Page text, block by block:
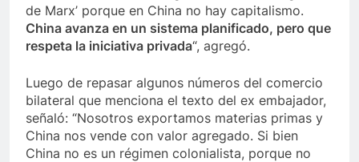
de Marx’ porque en China no hay capitalismo.
China avanza en un sistema planificado, pero que
respeta la iniciativa privada“, agregó.
Luego de repasar algunos números del comercio
bilateral que menciona el texto del ex embajador,
señaló: “Nosotros exportamos materias primas y
China nos vende con valor agregado. Si bien
China no es un régimen colonialista, porque no